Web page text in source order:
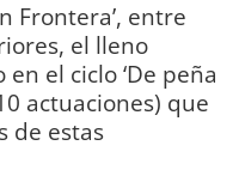
Frontera’, entre
el lleno
el ciclo ‘De peña
actuaciones) que
de estas